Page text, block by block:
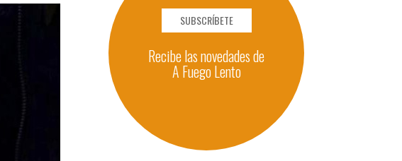
SUBSCRÍBETE
Recibe las novedades de
A Fuego Lento